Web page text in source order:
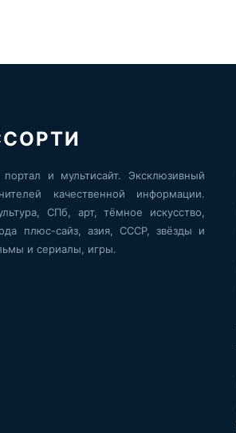
и мультисайт. Эксклюзивный
качественной информации.
СПб, арт, тёмное искусство,
плюс-сайз, азия, СССР, звёзды и
и сериалы, игры.